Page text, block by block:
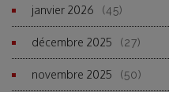
janvier 2026 (45)
décembre 2025 (27)
novembre 2025 (50)